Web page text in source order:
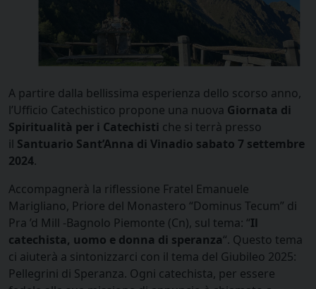
A partire dalla bellissima esperienza dello scorso anno,
l’Ufficio Catechistico propone una nuova Giornata di
Spiritualità per i Catechisti che si terrà presso
il Santuario Sant’Anna di Vinadio sabato 7 settembre
2024.
Accompagnerà la riflessione Fratel Emanuele
Marigliano, Priore del Monastero “Dominus Tecum” di
Pra ’d Mill -Bagnolo Piemonte (Cn), sul tema: “Il
catechista, uomo e donna di speranza“. Questo tema
ci aiuterà a sintonizzarci con il tema del Giubileo 2025:
Pellegrini di Speranza. Ogni catechista, per essere